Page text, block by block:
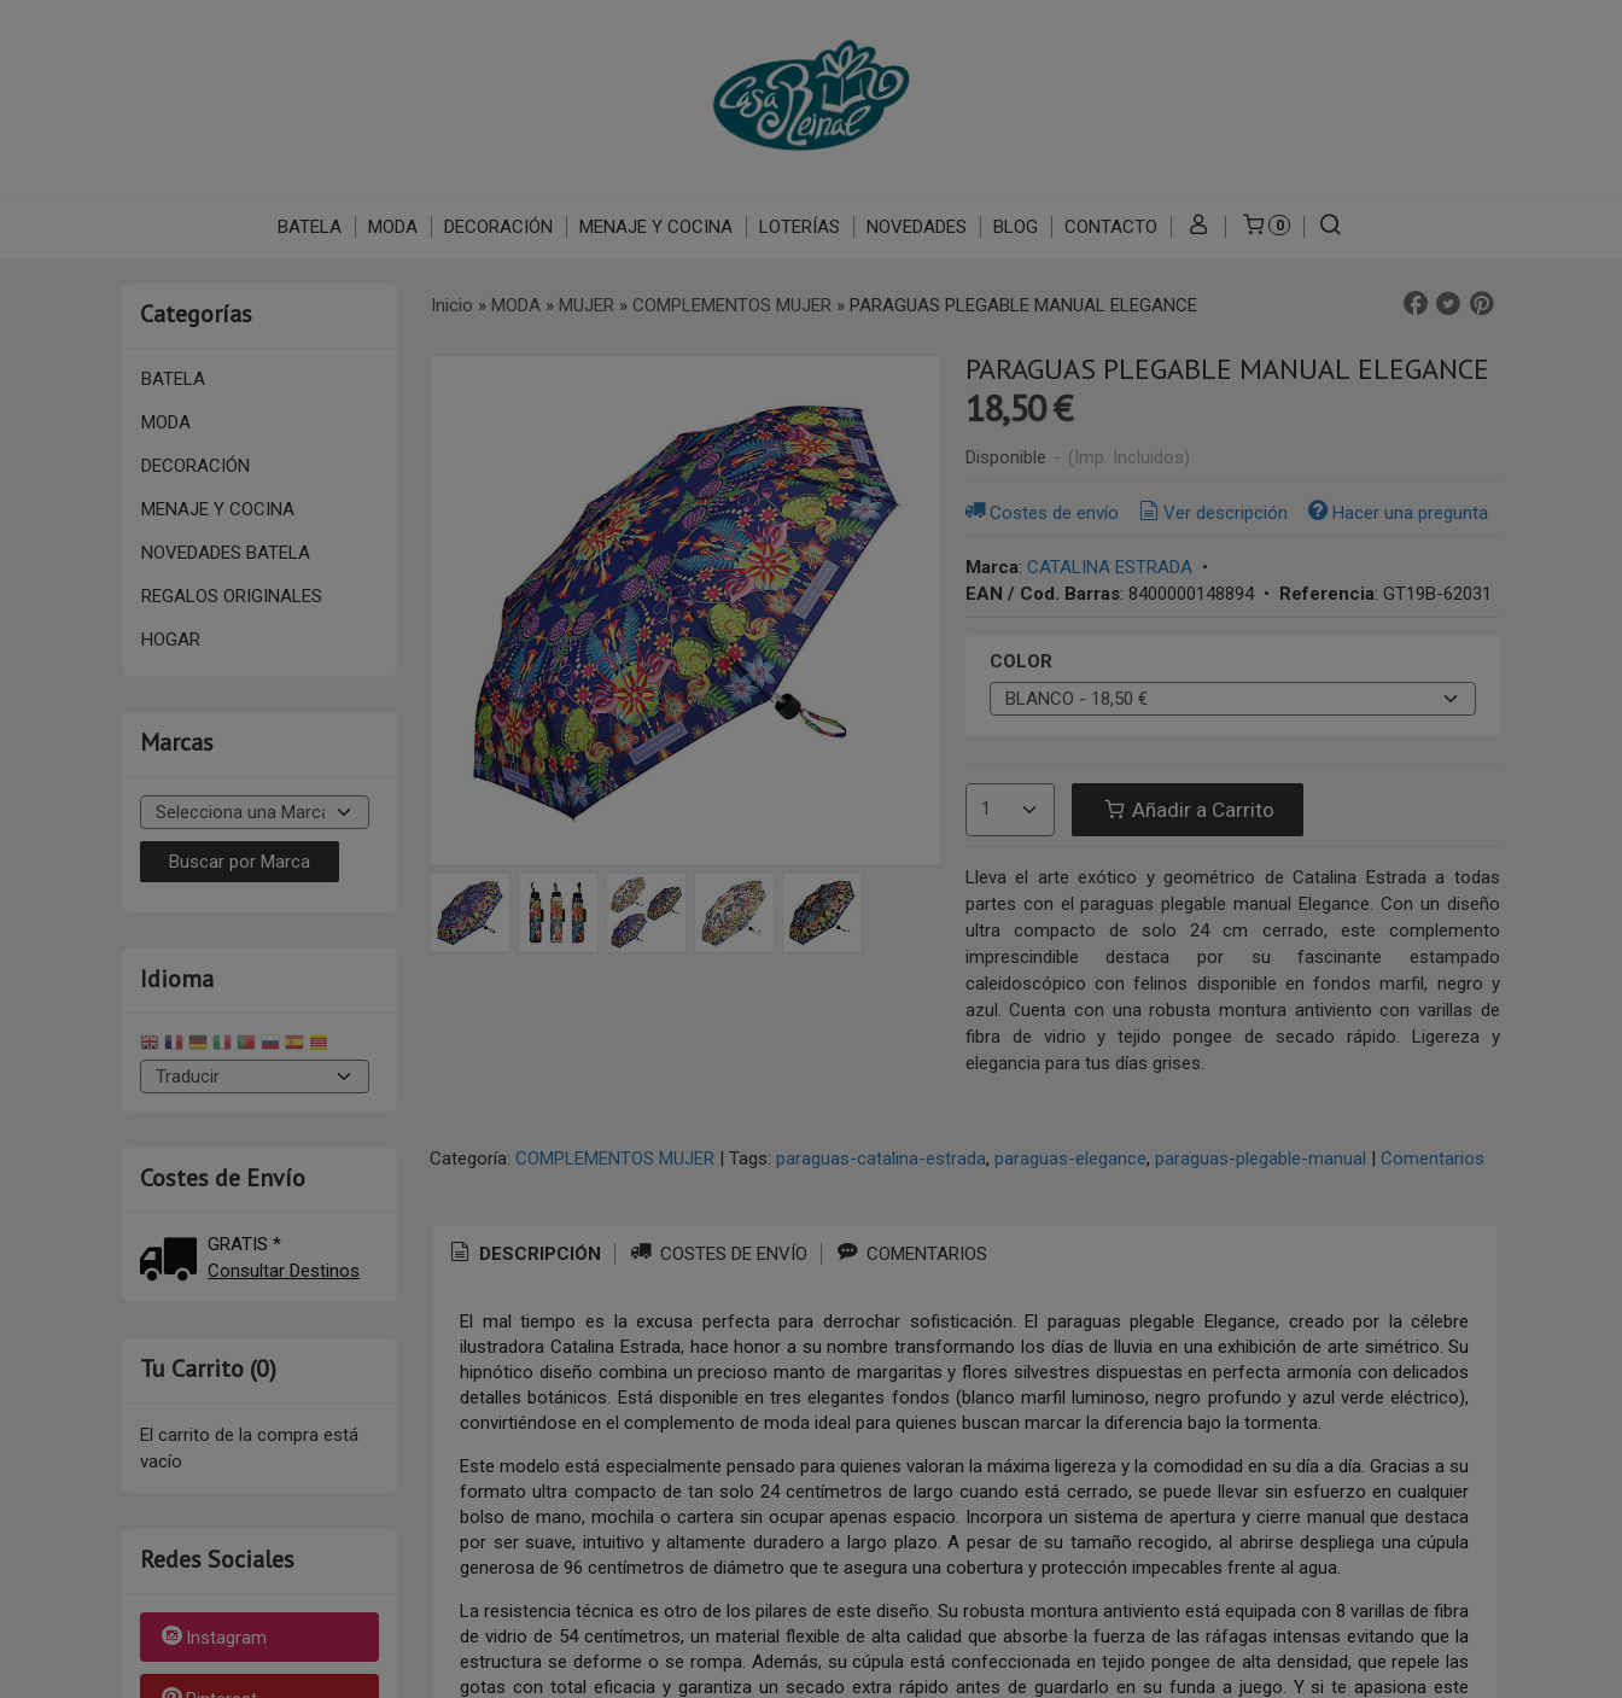
BATELA MODA DECORACIÓN MENAJE Y COCINA LOTERÍAS NOVEDADES BLOG CONTACTO 0
Categorías
BATELA
MODA
DECORACIÓN
MENAJE Y COCINA
NOVEDADES BATELA
REGALOS ORIGINALES
HOGAR
Marcas
Idioma
Costes de Envío
GRATIS *
Consultar Destinos
Tu Carrito (0)
El carrito de la compra está
vacío
Redes Sociales
Instagram
Inicio » MODA» MUJER » COMPLEMENTOS MUJER » PARAGUAS PLEGABLE MANUAL ELEGANCE
PARAGUAS PLEGABLE MANUAL ELEGANCE
18,50 €
Disponible - (Imp. Incluidos)
Costes de envío Ver descripción Hacer una pregunta
Marca: CATALINA ESTRADA•
EAN / Cod. Barras: 8400000148894• Referencia: GT19B-62031
COLOR
Añadir a Carrito
Lleva el arte exótico y geométrico de Catalina Estrada a todas
partes con el paraguas plegable manual Elegance. Con un diseño
ultra compacto de solo 24 cm cerrado, este complemento
imprescindible destaca por su fascinante estampado
caleidoscópico con felinos disponible en fondos marfil, negro y
azul. Cuenta con una robusta montura antiviento con varillas de
fibra de vidrio y tejido pongee de secado rápido. Ligereza y
elegancia para tus días grises.
Categoría: COMPLEMENTOS MUJER| Tags: paraguas-catalina-estrada paraguas-elegance paraguas-plegable-manual | Comentarios
DESCRIPCIÓN COSTES DE ENVÍO COMENTARIOS
El mal tiempo es la excusa perfecta para derrochar sofisticación .El paraguas plegable Elegance, creado por la célebre
ilustradora Catalina Estrada, hace honor a su nombre transformando los días de lluvia en una exhibición de arte simétrico .Su
hipnótico diseño combina un precioso manto de margaritas y flores silvestres dispuestas en perfecta armonía con delicados
detalles botánicos Está disponible en tres elegantes fondos (blanco marfil luminoso, negro profundo y azul verde eléctrico),
convirtiéndose en el complemento de moda ideal para quienes buscan marcar la diferencia bajo la tormenta
Este modelo está especialmente pensado para quienes valoran la máxima ligereza y la comodidad en su día a día .Gracias a su
formato ultra compacto de tan solo 24 centímetros de largo cuando está cerrado, se puede llevar sin esfuerzo en cualquier
bolso de mano, mochila o cartera sin ocupar apenas espacio Incorpora un sistema de apertura y cierre manual que destaca
por ser suave, intuitivo y altamente duradero a largo plazo A pesar de su tamaño recogido, al abrirse despliega una cúpula
generosa de 96 centímetros de diámetro que te asegura una cobertura y protección impecables frente al agua
La resistencia técnica es otro de los pilares de este diseño .Su robusta montura antiviento está equipada con 8 varillas de fibra
de vidrio de 54 centímetros, un material flexible de alta calidad que absorbe la fuerza de las ráfagas intensas evitando que la
estructura se deforme o se rompa Además, su cúpula está confeccionada en tejido pongee de alta densidad, que repele las
gotas con total eficacia y garantiza un secado extra rápido antes de guardarlo en su funda a juego Y si te apasiona este